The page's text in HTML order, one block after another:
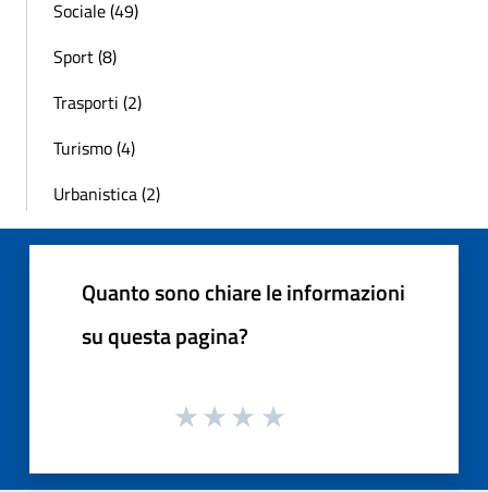
Sociale (49)
Sport (8)
Trasporti (2)
Turismo (4)
Urbanistica (2)
Quanto sono chiare le informazioni
su questa pagina?